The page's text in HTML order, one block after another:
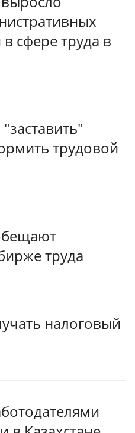
сфере труда в
трудовой
труда
налоговый